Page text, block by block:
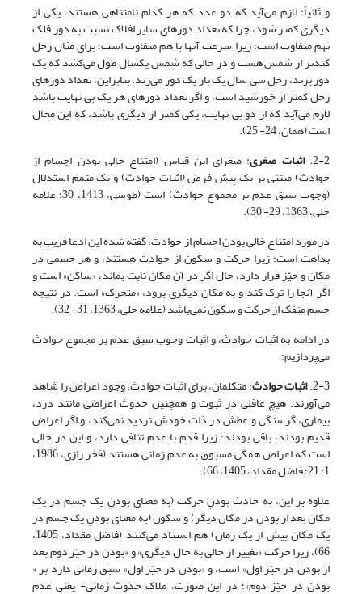
و ثانیاً: لازم می‌آید که دو عدد که هر کدام نامتناهی هستند، یکی از
دیگری کمتر شود، چرا که تعداد دورهای سایر افلاک نسبت به دور فلک
نهم متفاوت است؛ زیرا سرعت آنها با هم متفاوت است؛ برای مثال زحل
کندتر از شمس هست و در حالی که شمس یکسال طول می‌کشد که یک
دور بزند، زحل سی سال یک بار یک دور می‌زند. بنابراین، تعداد دورهای
زحل کمتر از خورشید است، و اگر تعداد دورهای هر یک بی نهایت باشد
لازم می‌آید که از دو بی نهایت، یکی کمتر از دیگری باشد، که این محال
است (همان، 24- 25).
2-2. اثبات صغری: صغرای این قیاس (امتناع خالی بودن اجسام از
حوادث) مبتنی بر یک پیش فرض (اثبات حوادث) و یک متمم استدلال
(وجوب سبق عدم بر مجموع حوادث) است (طوسی، 1413، 30؛ علامه
حلی، 1363، 29- 30).
در مورد امتناع خالی بودن اجسام از حوادث، گفته شده این ادعا قریب به
بداهت است؛ زیرا حرکت و سکون از حوادث هستند، و هر جسمی در
مکان و حیّز قرار دارد، حال اگر در آن مکان ثابت بماند، «ساکن» است و
اگر آنجا را ترک کند و به مکان دیگری برود، «متحرک» است. در نتیجه
جسم منفک از حرکت و سکون نمی‌باشد (علامه حلی، 1363، 31- 32).
در ادامه به اثبات حوادث، و اثبات وجوب سبق عدم بر مجموع حوادث
می‌پردازیم:
2-3. اثبات حوادث: متکلمان، برای اثبات حوادث، وجود اعراض را شاهد
می‌آورند. هیچ عاقلی در ثبوت و هم‏چنین حدوث اعراضی مانند درد،
بیماری، گرسنگی و عطش در ذات خودش تردید نمی‌کند، و اگر اعراض
قدیم بودند، باقی بودند؛ زیرا قدم با عدم تنافی دارد، و این در حالی
است که اعراض همگی مسبوق به عدم زمانی هستند (فخر رازى‏، 1986،
علاوه بر این، به حادث بودنِ حرکت (به معنای بودنِ یک جسم در یک
مکان بعد از بودنِ در مکان دیگر) و سکون (به معنای بودنِ یک جسم در
یک مکان بیش از یک زمان) هم استناد می‌کنند (فاضل مقداد، 1405،
66)، زیرا حرکت «تغییر از حالی به حال دیگری» و «بودن در حیّز دوم بعد
از بودن در حیّز اول» است، و «بودن در حیّز اول» سبق زمانی دارد بر «
بودن در حیّز دوم»؛ در این صورت، ملاک حدوث زمانی- یعنی عدم